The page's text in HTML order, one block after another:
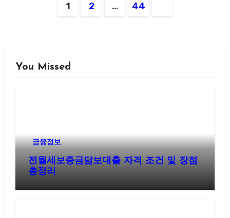
지
1 2 … 44
You Missed
금융정보
전월세보증금담보대출 자격 조건 및 장점
총정리